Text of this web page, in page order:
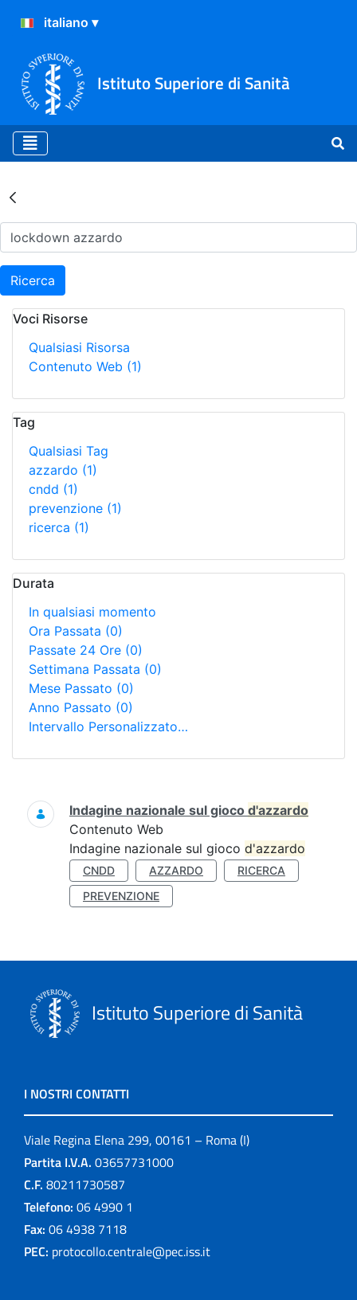
Istituto Superiore di Sanità
Risultati della Ricerca -
Ricerca
Voci Risorse
Qualsiasi Risorsa
Contenuto Web (1)
Tag
Qualsiasi Tag
azzardo (1)
cndd (1)
prevenzione (1)
ricerca (1)
Durata
In qualsiasi momento
Ora Passata (0)
Passate 24 Ore (0)
Settimana Passata (0)
Mese Passato (0)
Anno Passato (0)
Intervallo Personalizzato…
Ricerca
Indagine nazionale sul gioco d'azzardo
Contenuto Web
Indagine nazionale sul gioco d'azzardo
CNDD AZZARDO
RICERCA
PREVENZIONE
Istituto Superiore di Sanità
I NOSTRI CONTATTI
Viale Regina Elena 299, 00161 – Roma (I)
Partita I.V.A. 03657731000
C.F. 80211730587
Telefono: 06 4990 1
Fax: 06 4938 7118
PEC: protocollo.centrale@pec.iss.it